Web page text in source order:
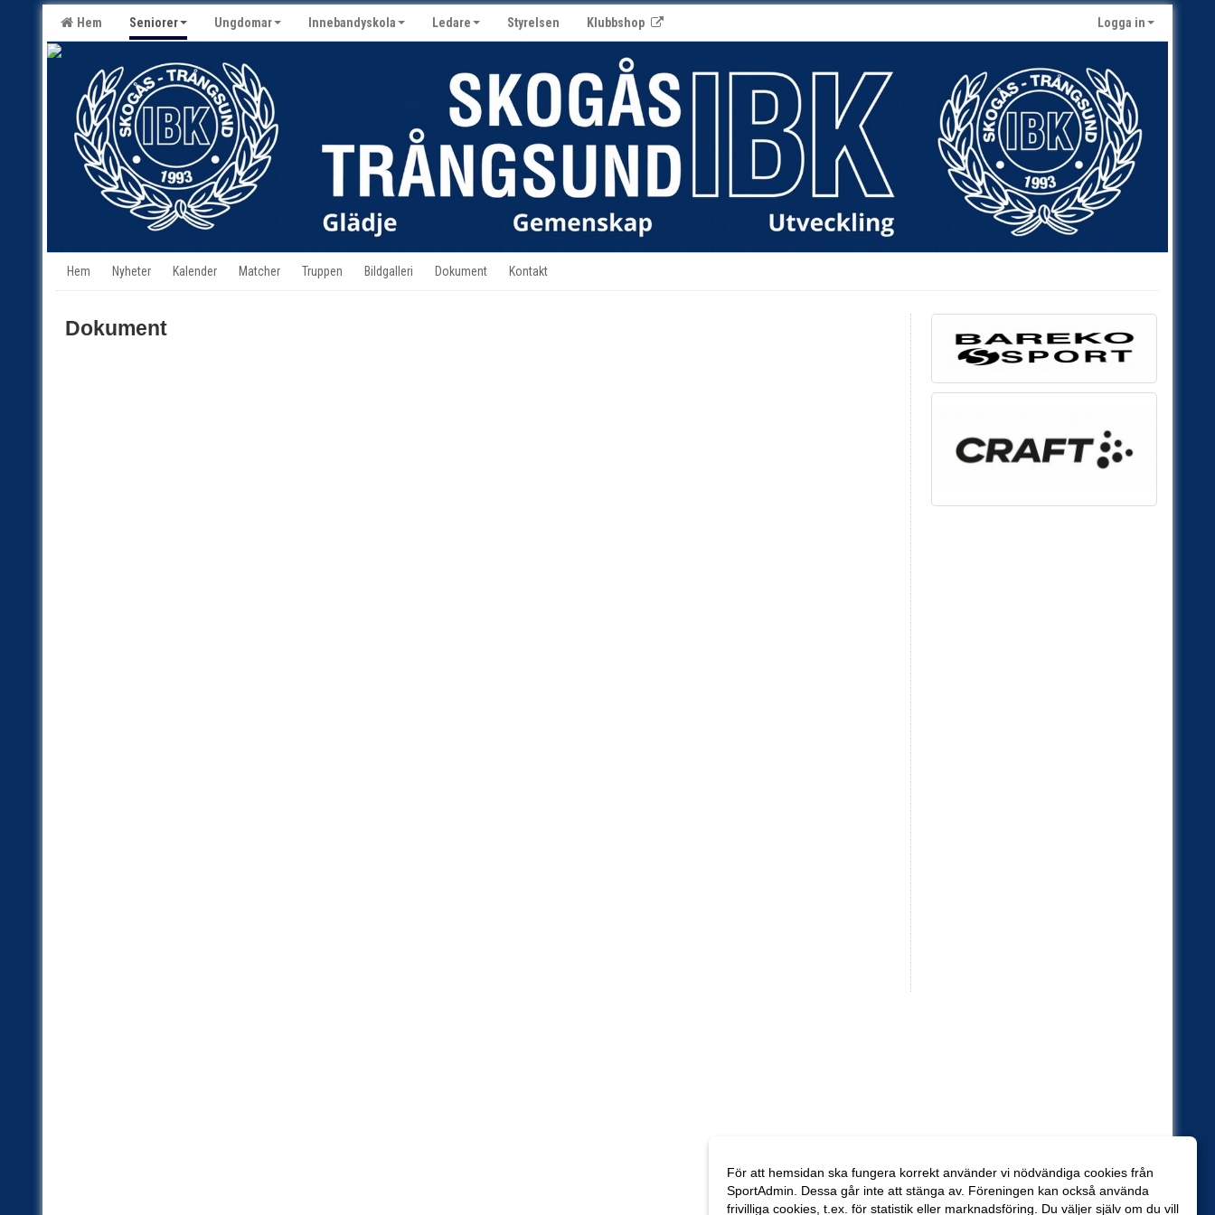
Hem Seniorer Ungdomar Innebandyskola Ledare Styrelsen Klubbshop Logga in
Hem Nyheter Kalender Matcher Truppen Bildgalleri Dokument Kontakt
Dokument
För att hemsidan ska fungera korrekt använder vi nödvändiga cookies från
SportAdmin. Dessa går inte att stänga av. Föreningen kan också använda
frivilliga cookies, t.ex. för statistik eller marknadsföring. Du väljer själv om du vill